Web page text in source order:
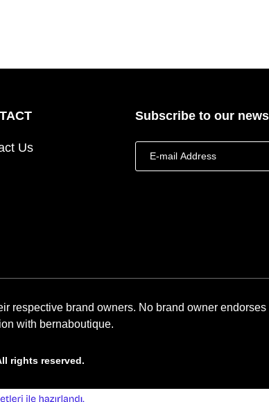
Us
Subscribe to our
respective brand owners. No brand owner
with bernaboutique.
rights reserved.
e-